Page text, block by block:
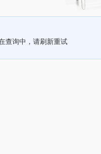
查询中，请刷新重试